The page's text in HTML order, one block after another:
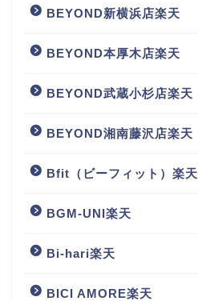
BEYOND新横浜店楽天
BEYOND本厚木店楽天
BEYOND武蔵小杉店楽天
BEYOND湘南藤沢店楽天
Bfit（ビーフィット）楽天
BGM‐UNI楽天
Bi-hari楽天
BICI AMORE楽天